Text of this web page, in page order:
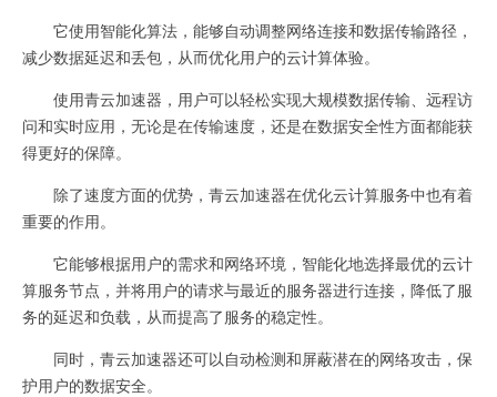
它使用智能化算法，能够自动调整网络连接和数据传输路径，
减少数据延迟和丢包，从而优化用户的云计算体验。
使用青云加速器，用户可以轻松实现大规模数据传输、远程访
问和实时应用，无论是在传输速度，还是在数据安全性方面都能获
得更好的保障。
除了速度方面的优势，青云加速器在优化云计算服务中也有着
重要的作用。
它能够根据用户的需求和网络环境，智能化地选择最优的云计
算服务节点，并将用户的请求与最近的服务器进行连接，降低了服
务的延迟和负载，从而提高了服务的稳定性。
同时，青云加速器还可以自动检测和屏蔽潜在的网络攻击，保
护用户的数据安全。